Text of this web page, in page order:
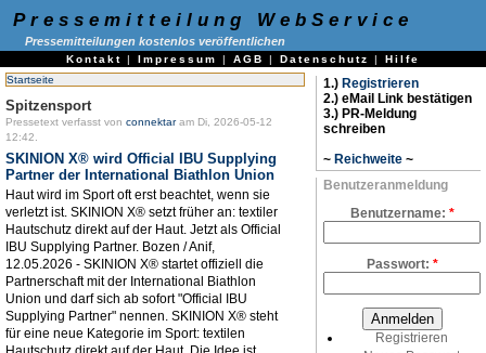
Pressemitteilung WebService
Pressemitteilungen kostenlos veröffentlichen
Kontakt | Impressum | AGB | Datenschutz | Hilfe
Startseite
Spitzensport
Pressetext verfasst von connektaram Di, 2026-05-12
12:42.
SKINION X® wird Official IBU Supplying
Partner der International Biathlon Union
Haut wird im Sport oft erst beachtet, wenn sie
verletzt ist. SKINION X® setzt früher an: textiler
Hautschutz direkt auf der Haut. Jetzt als Official
IBU Supplying Partner. Bozen / Anif,
12.05.2026 - SKINION X® startet offiziell die
Partnerschaft mit der International Biathlon
Union und darf sich ab sofort "Official IBU
Supplying Partner" nennen. SKINION X® steht
für eine neue Kategorie im Sport: textilen
1.) Registrieren
2.) eMail Link bestätigen
3.) PR-Meldung
schreiben
~ Reichweite ~
Benutzeranmeldung
Benutzername: *
Passwort: *
Registrieren